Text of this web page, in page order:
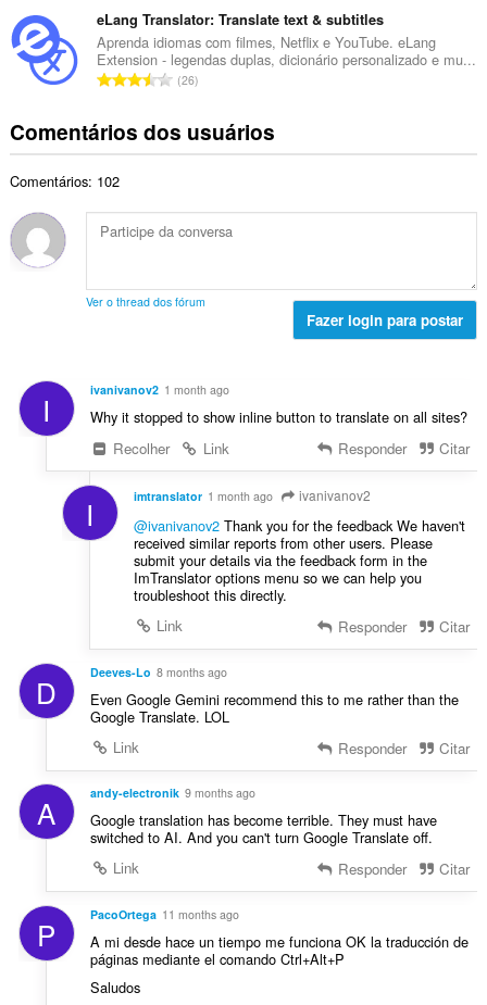
s
s
i
f
c
a
e
s
d
e
c
l
s
s
i
c
õ
o
t
a
e
c
s
s
f
i
õ
e
m
e
r
o
o
t
d
e
a
f
i
ç
õ
e
s
:
eLang Translator: Translate text & subtitles
Aprenda idiomas com filmes, Netflix e YouTube. eLang
Extension - legendas duplas, dicionário personalizado e mu...
N
e
t
o
l
l
s
i
f
c
a
ç
õ
e
s
:
26
Comentários dos usuários
Comentários: 102
Ver o thread dos fórum
Fazer login para postar
I ivanivanov2 1 month ago
Why it stopped to show inline button to translate on all sites?
Recolher
Link Responder Citar
I imtranslator 1 month ago ivanivanov2
@ivanivanov2Thank you for the feedback We haven't
received similar reports from other users. Please
submit your details via the feedback form in the
ImTranslator options menu so we can help you
troubleshoot this directly.
Link
Responder Citar
D Deeves-Lo 8 months ago
Even Google Gemini recommend this to me rather than the
Google Translate. LOL
Link
Responder Citar
A andy-electronik 9 months ago
Google translation has become terrible. They must have
switched to AI. And you can't turn Google Translate off.
Link
Responder Citar
P PacoOrtega 11 months ago
A mi desde hace un tiempo me funciona OK la traducción de
páginas mediante el comando Ctrl+Alt+P
Saludos